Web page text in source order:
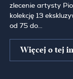
zlecenie artysty
kolekcję 13
od 75 do...
Więcej o tej